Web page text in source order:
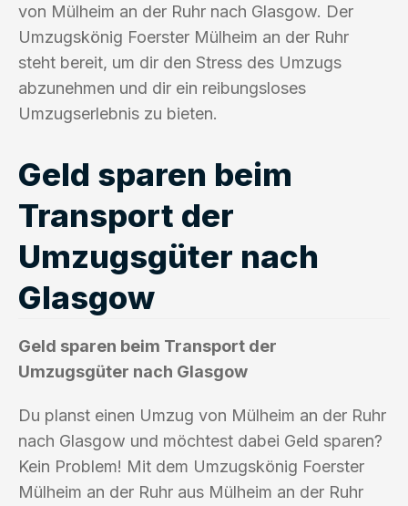
von Mülheim an der Ruhr nach Glasgow. Der
Umzugskönig Foerster Mülheim an der Ruhr
steht bereit, um dir den Stress des Umzugs
abzunehmen und dir ein reibungsloses
Umzugserlebnis zu bieten.
Geld sparen beim
Transport der
Umzugsgüter nach
Glasgow
Geld sparen beim Transport der
Umzugsgüter nach Glasgow
Du planst einen Umzug von Mülheim an der Ruhr
nach Glasgow und möchtest dabei Geld sparen?
Kein Problem! Mit dem Umzugskönig Foerster
Mülheim an der Ruhr aus Mülheim an der Ruhr